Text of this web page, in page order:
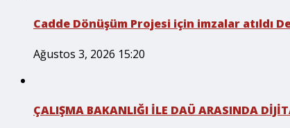
Cadde Dönüşüm Projesi için imzalar atıldı
Ağustos 3, 2026 15:20
ÇALIŞMA BAKANLIĞI İLE DAÜ ARASINDA